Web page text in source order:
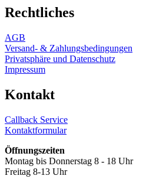
Rechtliches
AGB
Versand- & Zahlungsbedingungen
Privatsphäre und Datenschutz
Impressum
Kontakt
Callback Service
Kontaktformular
Öffnungszeiten
Montag bis Donnerstag 8 - 18 Uhr
Freitag 8-13 Uhr